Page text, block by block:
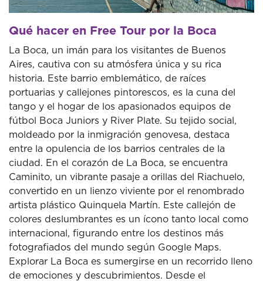
Qué hacer en Free Tour por la Boca
La Boca, un imán para los visitantes de Buenos
Aires, cautiva con su atmósfera única y su rica
historia. Este barrio emblemático, de raíces
portuarias y callejones pintorescos, es la cuna del
tango y el hogar de los apasionados equipos de
fútbol Boca Juniors y River Plate. Su tejido social,
moldeado por la inmigración genovesa, destaca
entre la opulencia de los barrios centrales de la
ciudad. En el corazón de La Boca, se encuentra
Caminito, un vibrante pasaje a orillas del Riachuelo,
convertido en un lienzo viviente por el renombrado
artista plástico Quinquela Martín. Este callejón de
colores deslumbrantes es un ícono tanto local como
internacional, figurando entre los destinos más
fotografiados del mundo según Google Maps.
Explorar La Boca es sumergirse en un recorrido lleno
de emociones y descubrimientos. Desde el